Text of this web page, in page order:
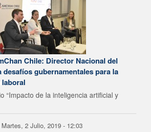
Chile: Director Nacional del
desafíos gubernamentales para la
“Impacto de la inteligencia artificial y
Martes, 2 Julio, 2019 - 12:03